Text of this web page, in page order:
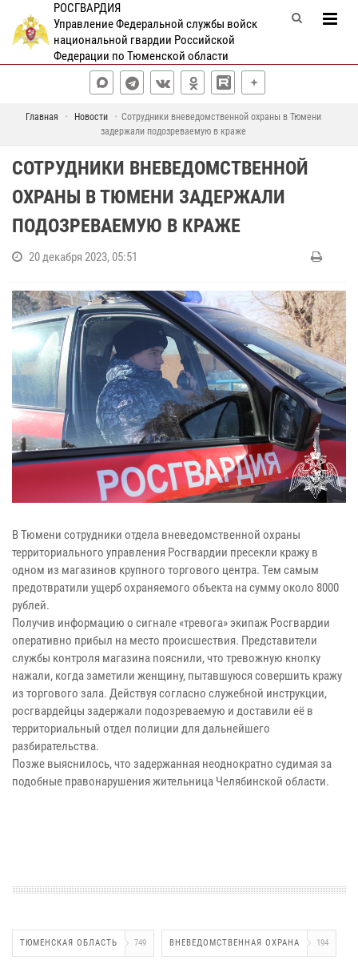
РОСГВАРДИЯ
Управление Федеральной службы войск
национальной гвардии Российской
Федерации по Тюменской области
Главная Новости
Сотрудники вневедомственной охраны в Тюмени
задержали подозреваемую в краже
СОТРУДНИКИ ВНЕВЕДОМСТВЕННОЙ
ОХРАНЫ В ТЮМЕНИ ЗАДЕРЖАЛИ
ПОДОЗРЕВАЕМУЮ В КРАЖЕ
20 декабря 2023, 05:51
В Тюмени сотрудники отдела вневедомственной охраны
территориального управления Росгвардии пресекли кражу в
одном из магазинов крупного торгового центра. Тем самым
предотвратили ущерб охраняемого объекта на сумму около 8000
рублей.
Получив информацию о сигнале «тревога» экипаж Росгвардии
оперативно прибыл на место происшествия. Представители
службы контроля магазина пояснили, что тревожную кнопку
нажали, когда заметили женщину, пытавшуюся совершить кражу
из торгового зала. Действуя согласно служебной инструкции,
росгвардейцы задержали подозреваемую и доставили её в
территориальный отдел полиции для дальнейшего
разбирательства.
Позже выяснилось, что задержанная неоднократно судимая за
подобные правонарушения жительница Челябинской области.
ТЮМЕНСКАЯ ОБЛАСТЬ 749 ВНЕВЕДОМСТВЕННАЯ ОХРАНА 194